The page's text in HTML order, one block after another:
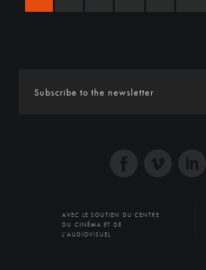
AVEC LE SOUTIEN DU CENTRE
DU CINÉMA ET DE
L'AUDIOVISUEL